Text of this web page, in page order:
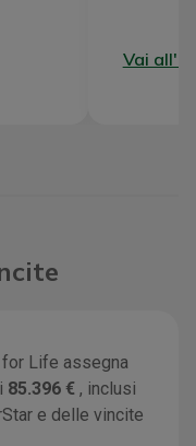
Vai
Life assegna
85.396 € , inclusi
e delle vincite